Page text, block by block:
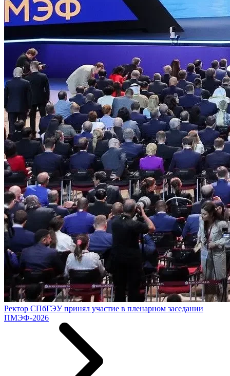
Ректор СПбГЭУ принял участие в пленарном заседании
ПМЭФ-2026